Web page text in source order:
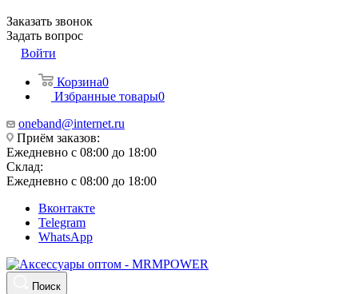
Заказать звонок
Задать вопрос
Войти
Корзина0
Избранные товары0
oneband@internet.ru
Приём заказов:
Ежедневно с 08:00 до 18:00
Склад:
Ежедневно с 08:00 до 18:00
Вконтакте
Telegram
WhatsApp
Поиск